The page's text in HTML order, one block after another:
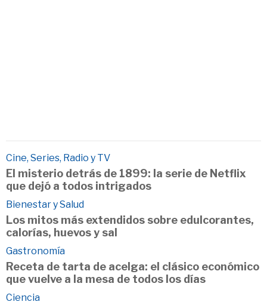
Cine, Series, Radio y TV
El misterio detrás de 1899: la serie de Netflix
que dejó a todos intrigados
Bienestar y Salud
Los mitos más extendidos sobre edulcorantes,
calorías, huevos y sal
Gastronomía
Receta de tarta de acelga: el clásico económico
que vuelve a la mesa de todos los días
Ciencia